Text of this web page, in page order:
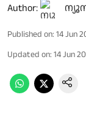
Author:
Published on: 14 Jun
Updated on: 14 Jun